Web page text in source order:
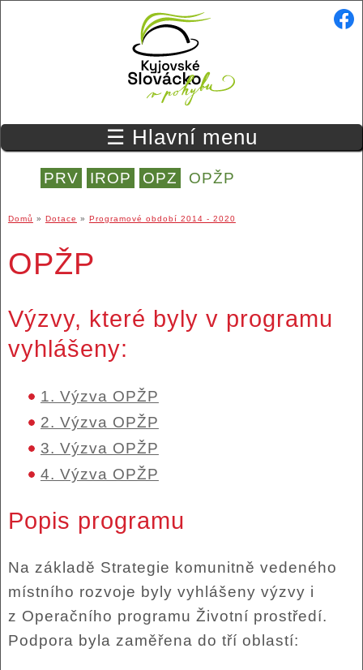
Přejít k hlavnímu obsahu
☰ Hlavní menu
PRV IROP OPZ OPŽP
Jste zde
Domů » Dotace » Programové období 2014 - 2020
OPŽP
Výzvy, které byly v programu
vyhlášeny:
1. Výzva OPŽP
2. Výzva OPŽP
3. Výzva OPŽP
4. Výzva OPŽP
Popis programu
Na základě Strategie komunitně vedeného
místního rozvoje byly vyhlášeny výzvy i
z Operačního programu Životní prostředí.
Podpora byla zaměřena do tří oblastí: